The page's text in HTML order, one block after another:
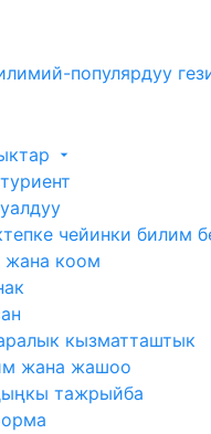
популярдуу
чейинки билим
жана коом
кызматташтык
жана жашоо
тажрыйба